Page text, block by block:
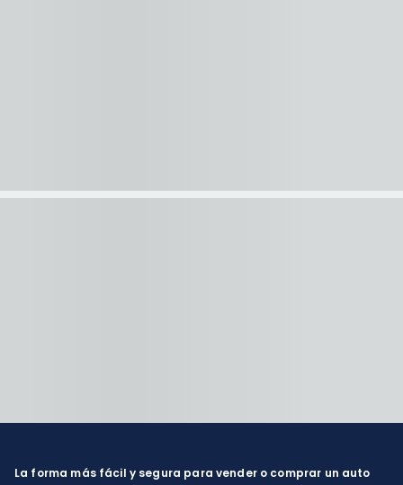
La forma más fácil y segura para vender o comprar un auto